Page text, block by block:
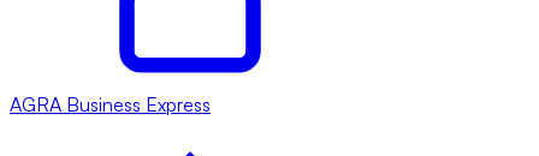
AGRA Business Express